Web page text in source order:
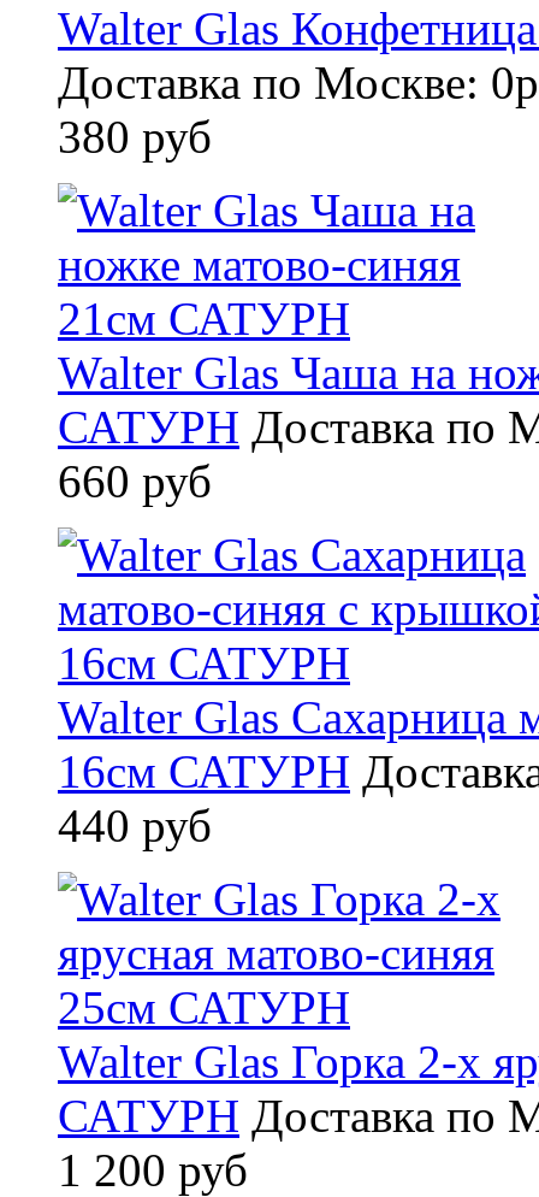
Walter Glas
Доставка по Москве:
380 руб
Walter Glas Чаша на
САТУРН Доставка по
660 руб
Walter Glas Сахарница
16см САТУРН
440 руб
Walter Glas Горка 2-х
САТУРН Доставка по
1 200 руб